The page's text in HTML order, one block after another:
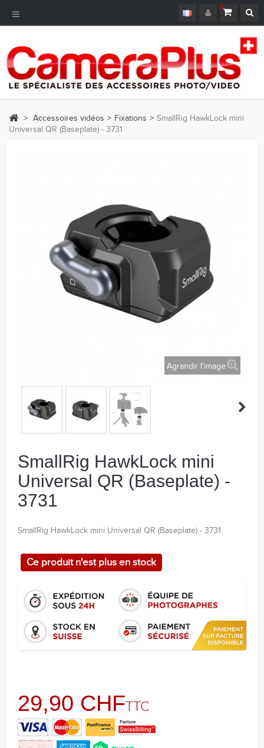
0
Navigation
bascule
> Accessoires vidéos > Fixations > SmallRig HawkLock mini
Universal QR (Baseplate) - 3731
Agrandir l'image
SmallRig HawkLock mini
Universal QR (Baseplate) -
3731
SmallRig HawkLock mini Universal QR (Baseplate) - 3731
Ce produit n'est plus en stock
29,90 CHFTTC